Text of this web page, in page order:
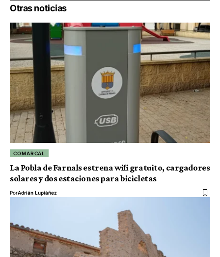
Otras noticias
COMARCAL
La Pobla de Farnals estrena wifi gratuito, cargadores
solares y dos estaciones para bicicletas
PorAdrián Lupiáñez